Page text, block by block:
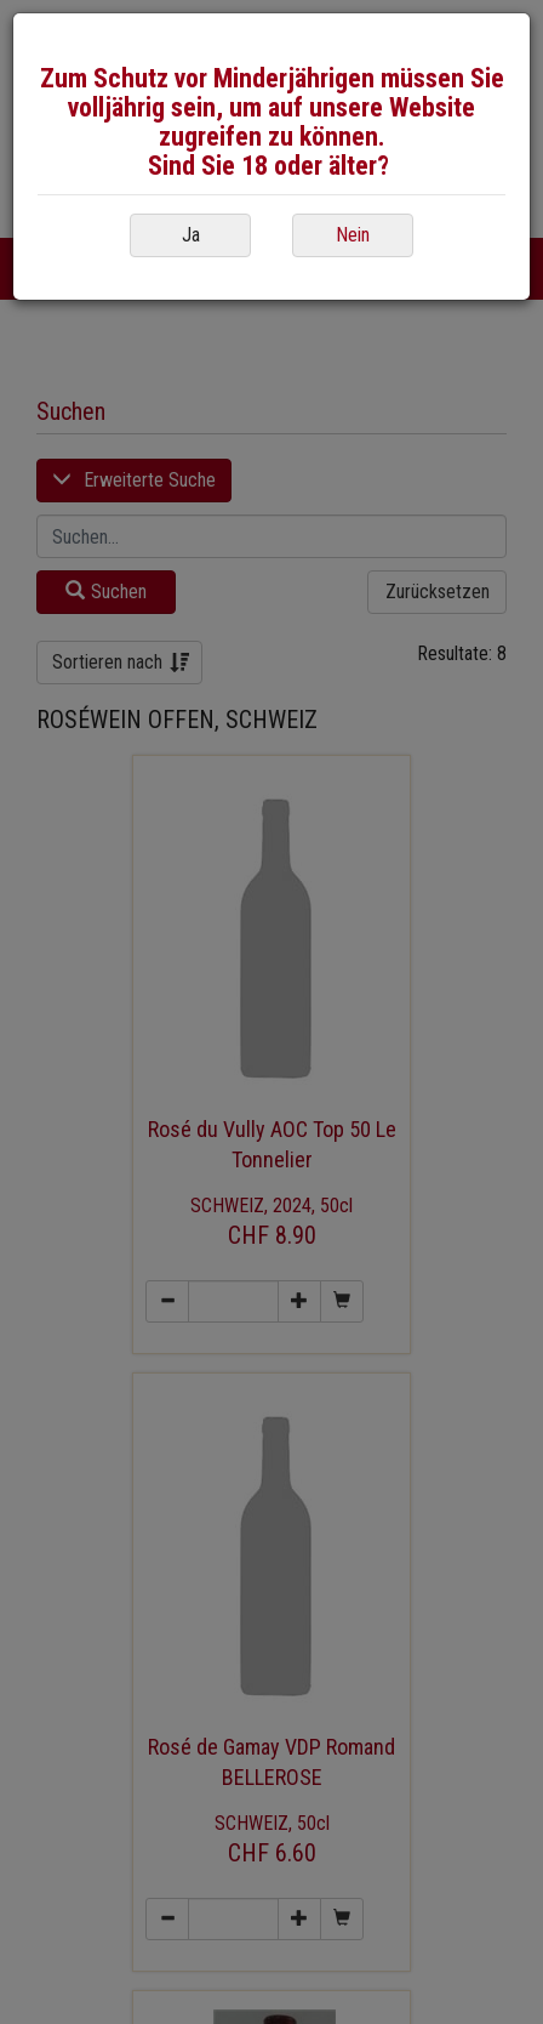
026 / 492 50 40 E-Mail
Suchen
Erweiterte Suche
Suchen Zurücksetzen
Sortieren nach Resultate: 8
ROSÉWEIN OFFEN, SCHWEIZ
Rosé du Vully AOC Top 50 Le
Tonnelier
SCHWEIZ, 2024, 50cl
CHF 8.90
Rosé de Gamay VDP Romand
BELLEROSE
SCHWEIZ, 50cl
CHF 6.60
Zum Schutz vor Minderjährigen müssen Sie
volljährig sein, um auf unsere Website
zugreifen zu können.
Sind Sie 18 oder älter?
Ja Nein